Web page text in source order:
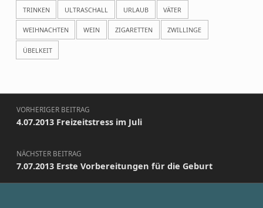
TRINKEN ULTRASCHALL URLAUB VÄTER
WEIHNACHTEN WEIN ZIGARETTEN ZWILLINGE
ÜBELKEIT
Beitragsnavigation
VORHERIGER BEITRAG
4.07.2013 Freizeitstress im Juli
NÄCHSTER BEITRAG
7.07.2013 Erste Vorbereitungen für die Geburt